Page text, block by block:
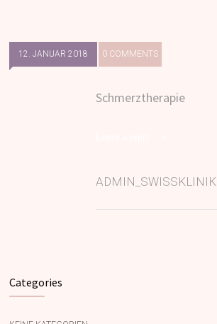
12. JANUAR 2018 0 COMMENTS
Schmerztherapie
ADMIN_SWISSKLINIK
Categories